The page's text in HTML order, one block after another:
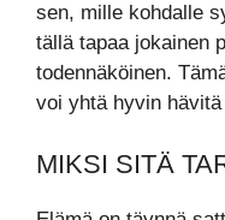
sen, mille kohdalle
tällä tapaa jokainen
todennäköinen.
voi yhtä hyvin
MIKSI SITÄ